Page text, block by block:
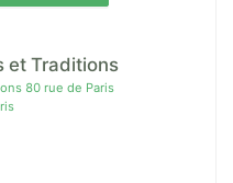
et Traditions
80 rue de Paris